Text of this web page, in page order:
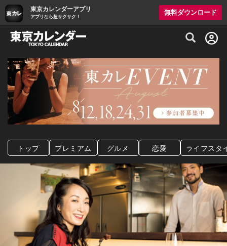
東京カレンダーアプリ
アプリなら超サクサク！
無料ダウンロード
グルメ情報・プレミアムレストラン予約
トップ プレミアム グルメ 恋愛 ライフスタ